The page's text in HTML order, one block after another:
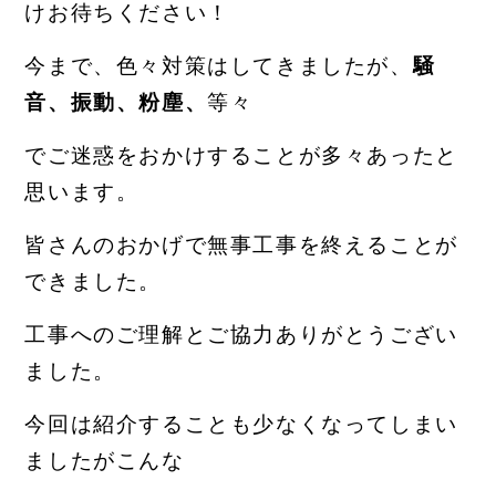
けお待ちください！
今まで、色々対策はしてきましたが、騒
音、振動、粉塵、等々
でご迷惑をおかけすることが多々あったと
思います。
皆さんのおかげで無事工事を終えることが
できました。
工事へのご理解とご協力 ありがとうござい
ました。
今回は紹介することも少なくなってしまい
ましたがこんな